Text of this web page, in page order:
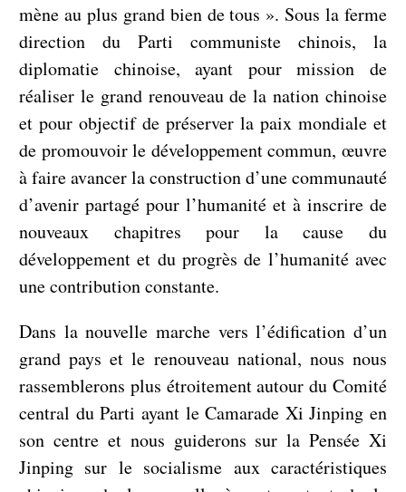
mène au plus grand bien de tous ». Sous la ferme
direction du Parti communiste chinois, la
diplomatie chinoise, ayant pour mission de
réaliser le grand renouveau de la nation chinoise
et pour objectif de préserver la paix mondiale et
de promouvoir le développement commun, œuvre
à faire avancer la construction d’une communauté
d’avenir partagé pour l’humanité et à inscrire de
nouveaux chapitres pour la cause du
développement et du progrès de l’humanité avec
une contribution constante.
Dans la nouvelle marche vers l’édification d’un
grand pays et le renouveau national, nous nous
rassemblerons plus étroitement autour du Comité
central du Parti ayant le Camarade Xi Jinping en
son centre et nous guiderons sur la Pensée Xi
Jinping sur le socialisme aux caractéristiques